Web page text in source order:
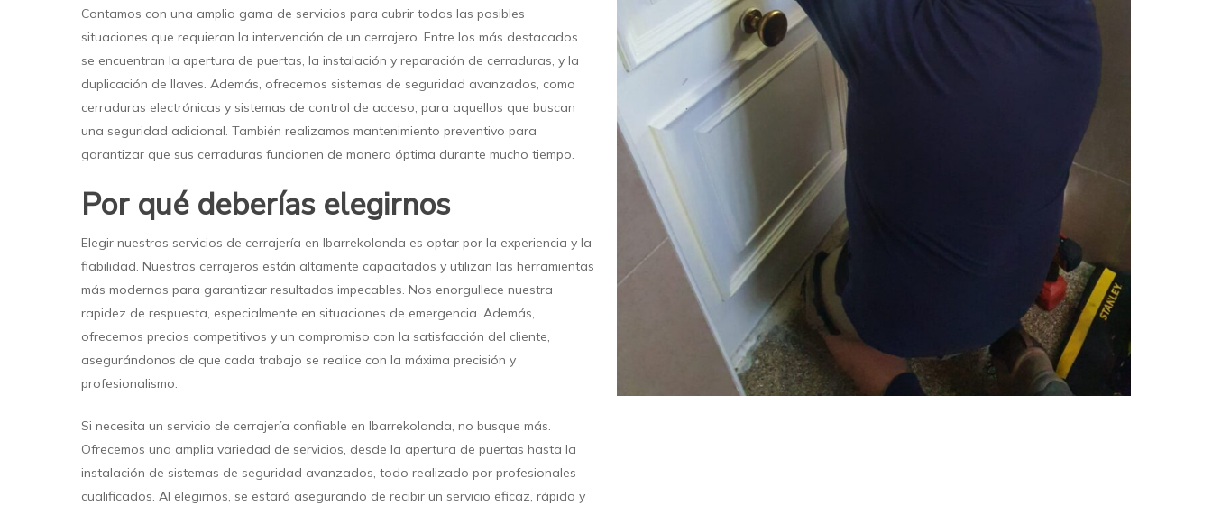
Contamos con una amplia gama de servicios para cubrir todas las posibles
situaciones que requieran la intervención de un cerrajero. Entre los más destacados
se encuentran la apertura de puertas, la instalación y reparación de cerraduras, y la
duplicación de llaves. Además, ofrecemos sistemas de seguridad avanzados, como
cerraduras electrónicas y sistemas de control de acceso, para aquellos que buscan
una seguridad adicional. También realizamos mantenimiento preventivo para
garantizar que sus cerraduras funcionen de manera óptima durante mucho tiempo.
Por qué deberías elegirnos
Elegir nuestros servicios de cerrajería en Ibarrekolanda es optar por la experiencia y la
fiabilidad. Nuestros cerrajeros están altamente capacitados y utilizan las herramientas
más modernas para garantizar resultados impecables. Nos enorgullece nuestra
rapidez de respuesta, especialmente en situaciones de emergencia. Además,
ofrecemos precios competitivos y un compromiso con la satisfacción del cliente,
asegurándonos de que cada trabajo se realice con la máxima precisión y
profesionalismo.
Si necesita un servicio de cerrajería confiable en Ibarrekolanda, no busque más.
Ofrecemos una amplia variedad de servicios, desde la apertura de puertas hasta la
instalación de sistemas de seguridad avanzados, todo realizado por profesionales
cualificados. Al elegirnos, se estará asegurando de recibir un servicio eficaz, rápido y